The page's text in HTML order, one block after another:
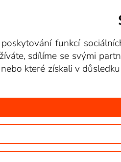
© goNET s.r.o. Na tomto webu
funkcí
sdílíme se svými
které získali v